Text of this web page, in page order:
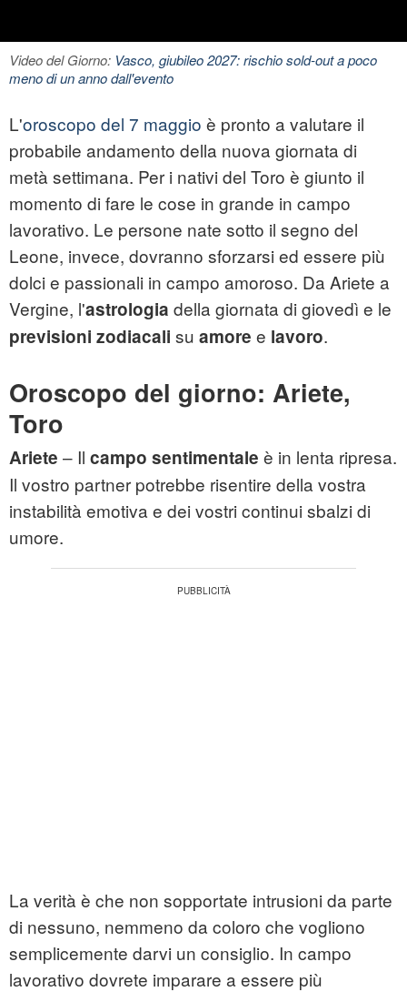
Video del Giorno: Vasco, giubileo 2027: rischio sold-out a poco
meno di un anno dall'evento
L'oroscopo del 7 maggio è pronto a valutare il
probabile andamento della nuova giornata di
metà settimana. Per i nativi del Toro è giunto il
momento di fare le cose in grande in campo
lavorativo. Le persone nate sotto il segno del
Leone, invece, dovranno sforzarsi ed essere più
dolci e passionali in campo amoroso. Da Ariete a
Vergine, l'astrologia della giornata di giovedì e le
previsioni zodiacali su amore e lavoro.
Oroscopo del giorno: Ariete,
Toro
Ariete – Il campo sentimentale è in lenta ripresa.
Il vostro partner potrebbe risentire della vostra
instabilità emotiva e dei vostri continui sbalzi di
umore.
La verità è che non sopportate intrusioni da parte
di nessuno, nemmeno da coloro che vogliono
semplicemente darvi un consiglio. In campo
lavorativo dovrete imparare a essere più